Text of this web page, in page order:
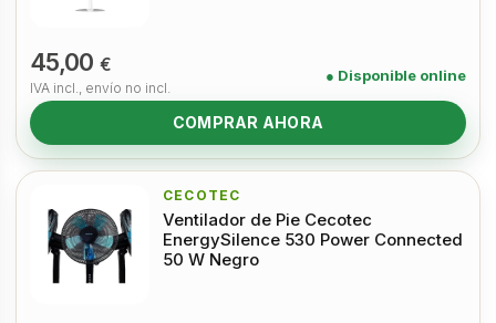
45,00€
IVA incl., envío no incl.
● Disponible online
COMPRAR AHORA
CECOTEC
Ventilador de Pie Cecotec
EnergySilence 530 Power Connected
50 W Negro